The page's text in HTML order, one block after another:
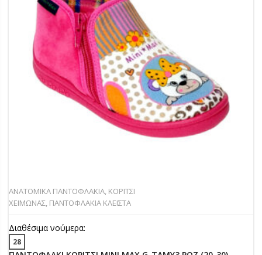
ΑΝΑΤΟΜΙΚΑ ΠΑΝΤΟΦΛΑΚΙΑ, ΚΟΡΙΤΣΙ
ΧΕΙΜΩΝΑΣ, ΠΑΝΤΟΦΛΑΚΙΑ ΚΛΕΙΣΤΑ
Διαθέσιμα νούμερα:
28